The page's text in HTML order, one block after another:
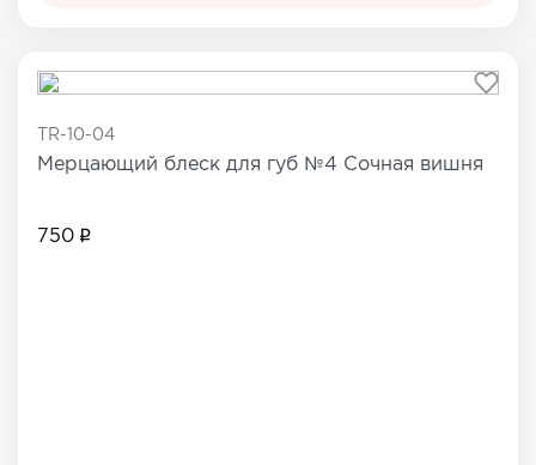
TR-10-04
Мерцающий блеск для губ №4 Сочная вишня
750